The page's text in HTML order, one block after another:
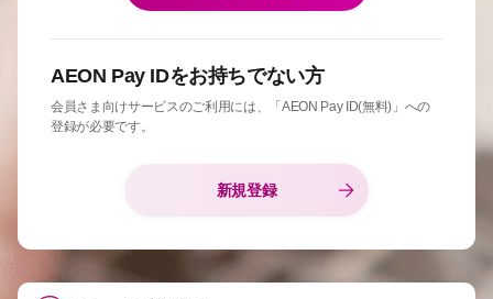
AEON Pay IDをお持ちでない方
会員さま向けサービスのご利用には、「AEON Pay ID(無料)」への
登録が必要です。
新規登録